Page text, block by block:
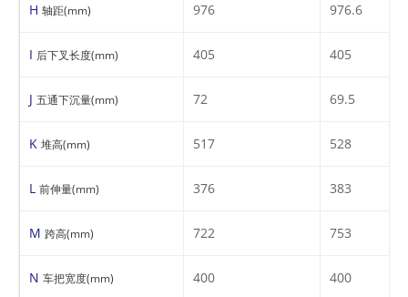
H 轴距(mm) 976 976.6
I 后下叉长度(mm) 405 405
J 五通下沉量(mm) 72 69.5
K 堆高(mm) 517 528
L 前伸量(mm) 376 383
M 跨高(mm) 722 753
N 车把宽度(mm) 400 400